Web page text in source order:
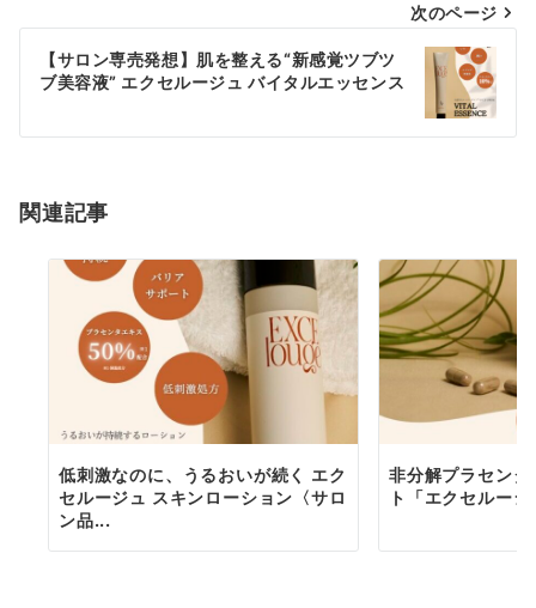
ビ
ー
シ
ン
次のページ
【サロン専売発想】肌を整える“新感覚ツブツ
ブ美容液” エクセルージュ バイタルエッセンス
関連記事
低刺激なのに、うるおいが続く エク
セルージュ スキンローション〈サロ
ン品...
非分解プラセン
ト「エクセルージ